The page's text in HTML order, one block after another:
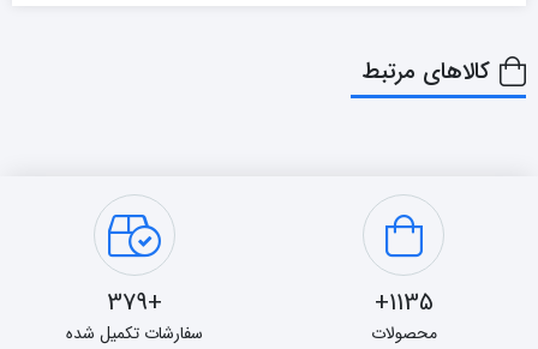
کالاهای مرتبط
1135+
محصولات
+379
سفارشات تکمیل شده